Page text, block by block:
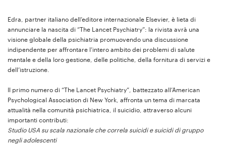
Edra, partner italiano dell’editore internazionale Elsevier, è lieta di
annunciare la nascita di “The Lancet Psychiatry”: la rivista avrà una
visione globale della psichiatria promuovendo una discussione
indipendente per affrontare l’intero ambito dei problemi di salute
mentale e della loro gestione, delle politiche, della fornitura di servizi e
dell’istruzione.
Il primo numero di “The Lancet Psychiatry”, battezzato all’American
Psychological Association di New York, affronta un tema di marcata
attualità nella comunità psichiatrica, il suicidio, attraverso alcuni
importanti contributi:
Studio USA su scala nazionale che correla suicidi e suicidi di gruppo
negli adolescenti